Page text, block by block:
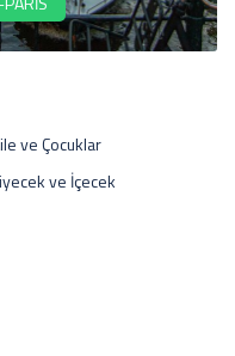
ve Çocuklar
ve İçecek